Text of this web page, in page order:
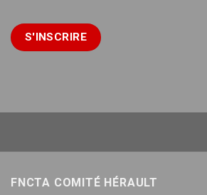
FNCTA COMITÉ HÉRAULT